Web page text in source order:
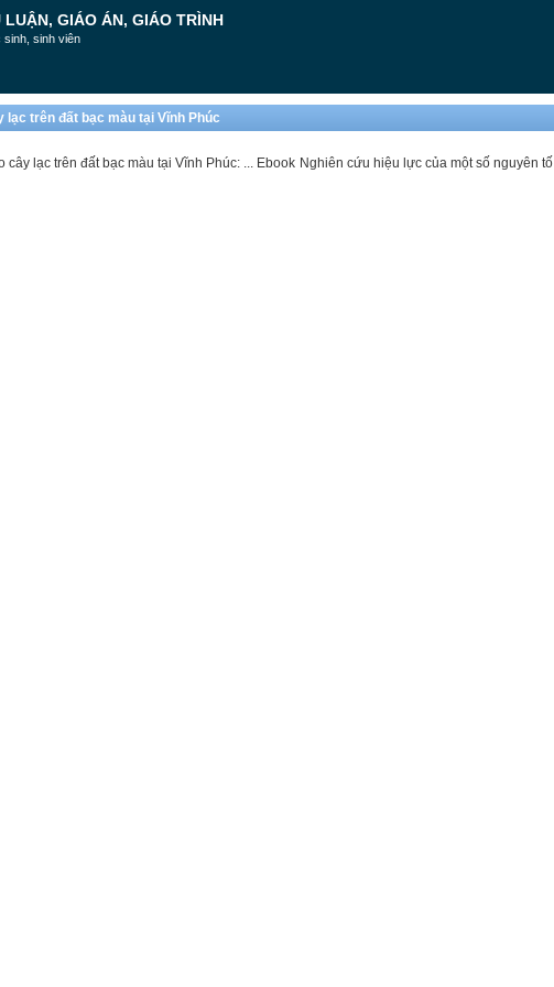
GIÁO ÁN, GIÁO TRÌNH
sinh, sinh viên
trên đất bạc màu tại Vĩnh Phúc
lạc trên đất bạc màu tại Vĩnh Phúc: ... Ebook Nghiên cứu hiệu lực của một số nguyên tố